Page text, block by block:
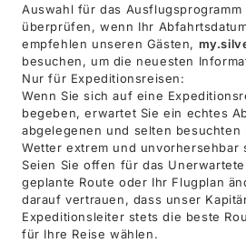
Auswahl für das Ausflugsprogramm
überprüfen, wenn Ihr
empfehlen unseren Gästen,
besuchen, um die neuesten
Nur für Expeditionsreisen:
Wenn Sie sich auf eine
begeben, erwartet Sie ein echtes
abgelegenen und selten besuchten
Wetter extrem und unvorhersehbar
Seien Sie offen für das
geplante Route oder Ihr Flugplan
darauf vertrauen, dass unser
Expeditionsleiter stets die beste
für Ihre Reise wählen.